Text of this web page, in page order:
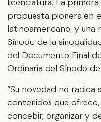
propuesta pionera en
latinoamericano, y una
Sínodo de la
del Documento Final
Ordinaria del Sínodo
“Su novedad no radica
contenidos que
concebir, organizar y